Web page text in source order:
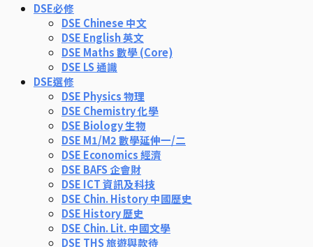
DSE必修
DSE Chinese 中文
DSE English 英文
DSE Maths 數學 (Core)
DSE LS 通識
DSE選修
DSE Physics 物理
DSE Chemistry 化學
DSE Biology 生物
DSE M1/M2 數學延伸一/二
DSE Economics 經濟
DSE BAFS 企會財
DSE ICT 資訊及科技
DSE Chin. History 中國歷史
DSE History 歷史
DSE Chin. Lit. 中國文學
DSE THS 旅遊與款待